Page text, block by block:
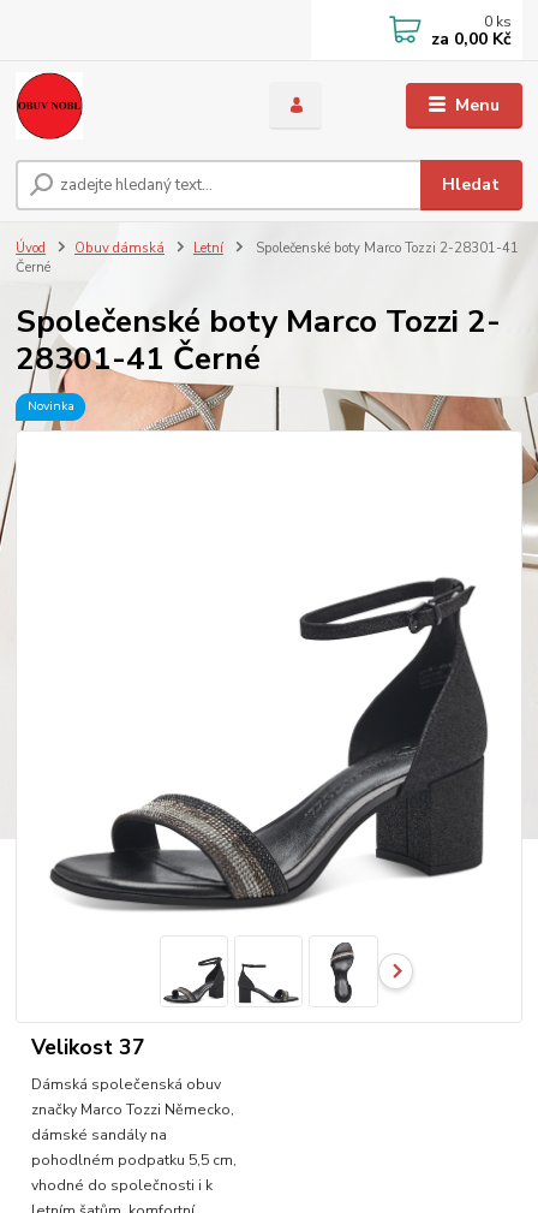
Menu
Hledat
0 ks
za 0,00 Kč
Úvod Obuv dámská Letní
Společenské boty Marco Tozzi 2-28301-41
Černé
Společenské boty Marco Tozzi 2-
28301-41 Černé
Novinka
Velikost 37
Dámská společenská obuv
značky Marco Tozzi Německo,
dámské sandály na
pohodlném podpatku 5,5 cm,
vhodné do společnosti i k